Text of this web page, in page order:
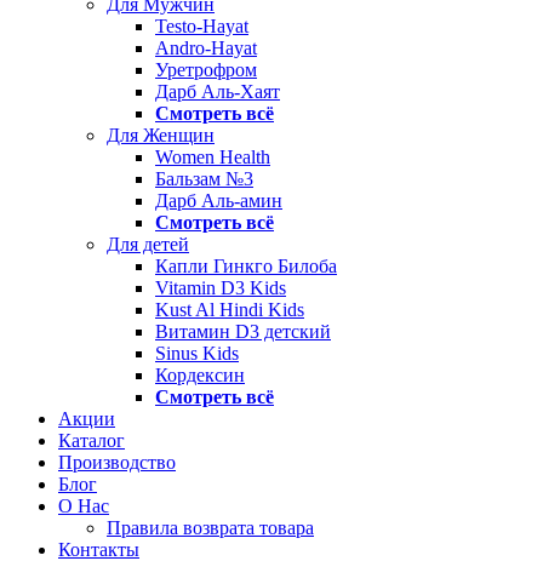
Для Мужчин
Testo-Hayat
Andro-Hayat
Уретрофром
Дарб Аль-Хаят
Смотреть всё
Для Женщин
Women Health
Бальзам №3
Дарб Аль-амин
Смотреть всё
Для детей
Капли Гинкго Билоба
Vitamin D3 Kids
Kust Al Hindi Kids
Витамин D3 детский
Sinus Kids
Кордексин
Смотреть всё
Акции
Каталог
Производство
Блог
О Нас
Правила возврата товара
Контакты